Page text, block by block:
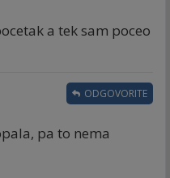
a tek sam poceo
pa to nema
ODGOVORITE